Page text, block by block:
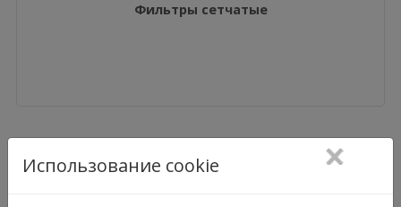
Фильтры сетчатые
Использование cookie